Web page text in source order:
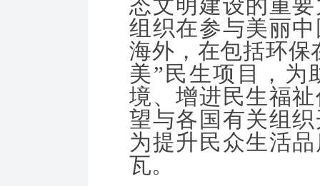
态文明建设的重
组织在参与美丽
海外，在包括环保
美”民生项目，为
境、增进民生福
望与各国有关组
为提升民众生活
瓦。